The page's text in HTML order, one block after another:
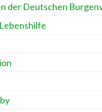
der Deutschen